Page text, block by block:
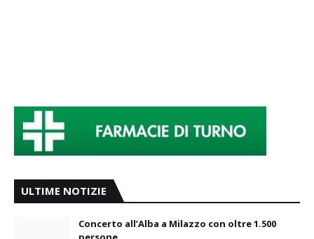
ULTIME NOTIZIE
Concerto all’Alba a Milazzo con oltre 1.500